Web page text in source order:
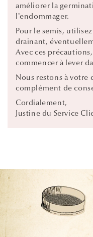
améliorer la
l’endommager.
Pour le semis,
drainant,
Avec ces
commencer à lever
Nous restons à
complément de
Cordialement,
Justine du Service